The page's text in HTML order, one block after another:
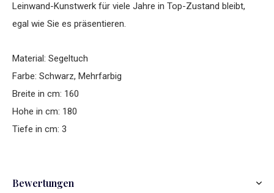
Leinwand-Kunstwerk für viele Jahre in Top-Zustand bleibt,
egal wie Sie es präsentieren.
Material: Segeltuch
Farbe: Schwarz, Mehrfarbig
Breite in cm: 160
Hohe in cm: 180
Tiefe in cm: 3
Bewertungen